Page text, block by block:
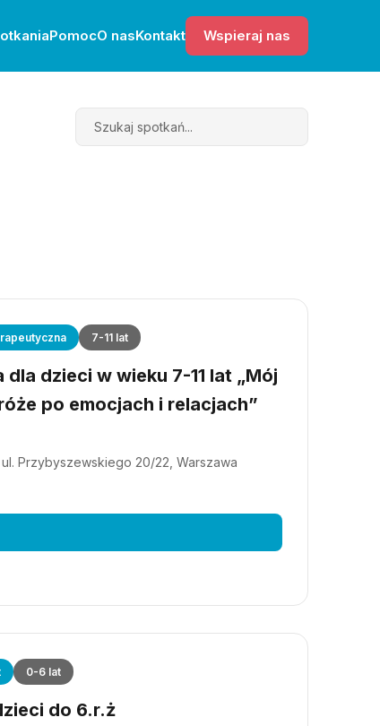
PomocO nasKontakt Wspieraj nas
Search
7-11 lat
dzieci w wieku 7-11 lat „Mój
po emocjach i relacjach”
Przybyszewskiego 20/22, Warszawa
0-6 lat
do 6.r.ż